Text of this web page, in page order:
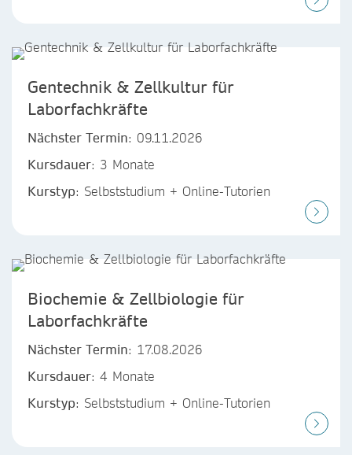
Gentechnik & Zellkultur für
Laborfachkräfte
Nächster Termin: 09.11.2026
Kursdauer: 3 Monate
Kurstyp: Selbststudium + Online-Tutorien
Biochemie & Zellbiologie für
Laborfachkräfte
Nächster Termin: 17.08.2026
Kursdauer: 4 Monate
Kurstyp: Selbststudium + Online-Tutorien